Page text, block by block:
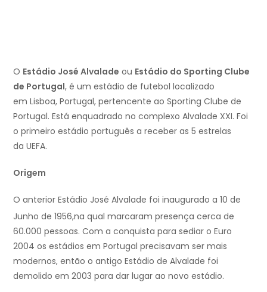
O Estádio José Alvalade ou Estádio do Sporting Clube
de Portugal, é um estádio de futebol localizado
em Lisboa, Portugal, pertencente ao Sporting Clube de
Portugal. Está enquadrado no complexo Alvalade XXI. Foi
o primeiro estádio português a receber as 5 estrelas
da UEFA.
Origem
O anterior Estádio José Alvalade foi inaugurado a 10 de
Junho de 1956,na qual marcaram presença cerca de
60.000 pessoas. Com a conquista para sediar o Euro
2004 os estádios em Portugal precisavam ser mais
modernos, então o antigo Estádio de Alvalade foi
demolido em 2003 para dar lugar ao novo estádio.